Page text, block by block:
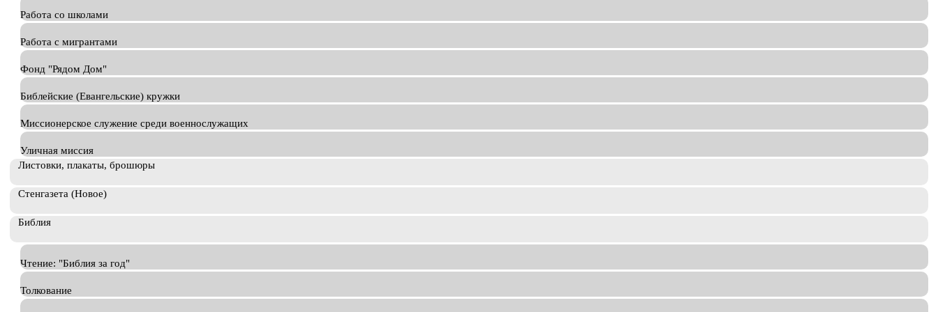
Работа со школами
Работа с мигрантами
Фонд "Рядом Дом"
Библейские (Евангельские) кружки
Миссионерское служение среди военнослужащих
Уличная миссия
Листовки, плакаты, брошюры
Стенгазета (Новое)
Библия
Чтение: "Библия за год"
Толкование